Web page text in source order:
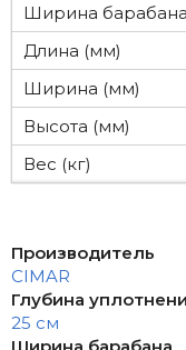
Ширина
Длина (мм)
Ширина (мм)
Высота (мм)
Вес (кг)
Производитель
CIMAR
Глубина
25 см